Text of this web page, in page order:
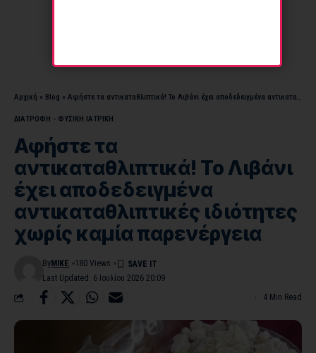
Αρχική » Blog » Αφήστε τα αντικαταθλιπτικά! Το Λιβάνι έχει αποδεδειγμένα αντικαταθλιπτικές ιδιότητες χωρίς καμία παρενέργεια
ΔΙΑΤΡΟΦΗ - ΦΥΣΙΚΗ ΙΑΤΡΙΚΗ
Αφήστε τα
αντικαταθλιπτικά! Το Λιβάνι
έχει αποδεδειγμένα
αντικαταθλιπτικές ιδιότητες
χωρίς καμία παρενέργεια
Last Updated: 6 Ιουλίου 2026 20:09
By MIKE 180 Views
4 Min Read